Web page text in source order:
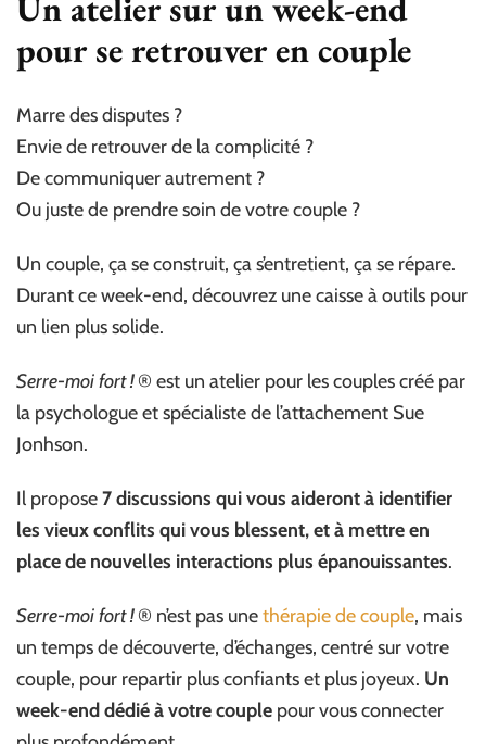
pour se retrouver en couple
Marre des disputes ?
Envie de retrouver de la complicité ?
De communiquer autrement ?
Ou juste de prendre soin de votre couple ?
Un couple, ça se construit, ça s’entretient, ça se répare.
Durant ce week-end, découvrez une caisse à outils pour
un lien plus solide.
Serre-moi fort !® est un atelier pour les couples créé par
la psychologue et spécialiste de l’attachement Sue
Jonhson.
Il propose7 discussions qui vous aideront à identifier
les vieux conflits qui vous blessent, et à mettre en
place de nouvelles interactions plus épanouissantes.
Serre-moi fort !® n’est pas unethérapie de couple, mais
un temps de découverte, d’échanges, centré sur votre
couple, pour repartir plus confiants et plus joyeux. Un
week-end dédié à votre couple pour vous connecter